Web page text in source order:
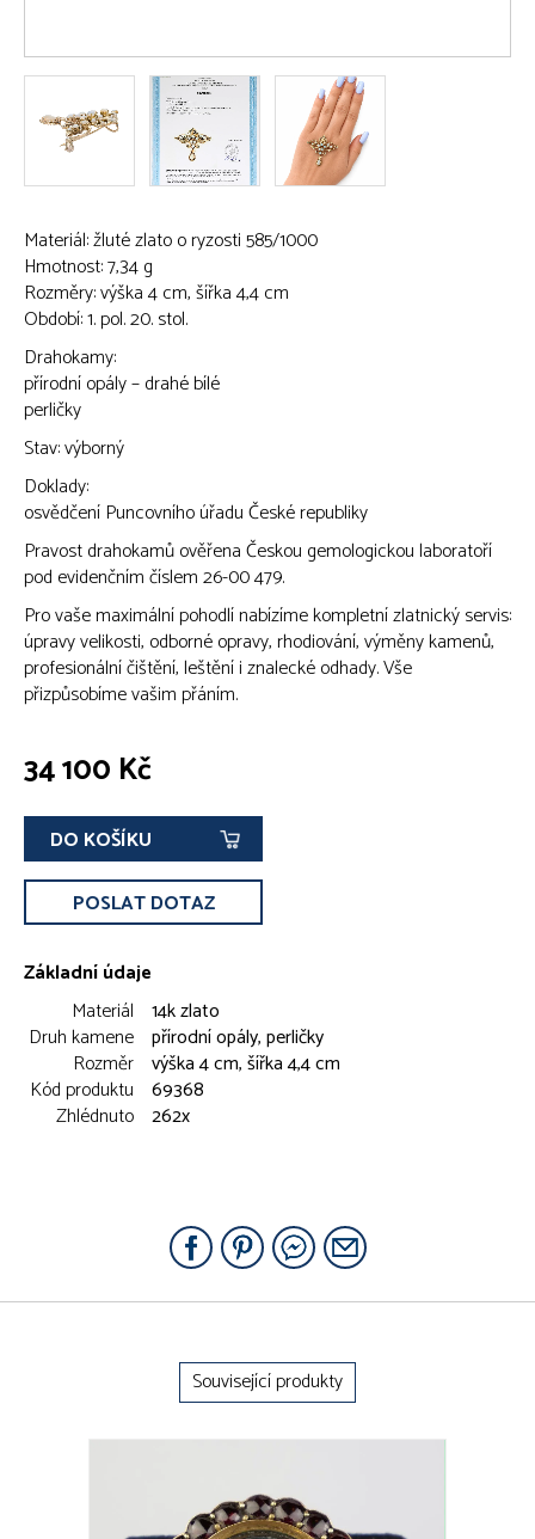
Materiál: žluté zlato o ryzosti 585/1000
Hmotnost: 7,34 g
Rozměry: výška 4 cm, šířka 4,4 cm
Období: 1. pol. 20. stol.
Drahokamy:
přírodní opály – drahé bílé
perličky
Stav: výborný
Doklady:
osvědčení Puncovního úřadu České republiky
Pravost drahokamů ověřena Českou gemologickou laboratoří
pod evidenčním číslem 26-00 479.
Pro vaše maximální pohodlí nabízíme kompletní zlatnický servis:
úpravy velikosti, odborné opravy, rhodiování, výměny kamenů,
profesionální čištění, leštění i znalecké odhady. Vše
přizpůsobíme vašim přáním.
34 100 Kč
DO KOŠÍKU
POSLAT DOTAZ
Základní údaje
Materiál 14k zlato
Druh kamene přírodní opály, perličky
Rozměr výška 4 cm, šířka 4,4 cm
Kód produktu 69368
Zhlédnuto 262x
Související produkty